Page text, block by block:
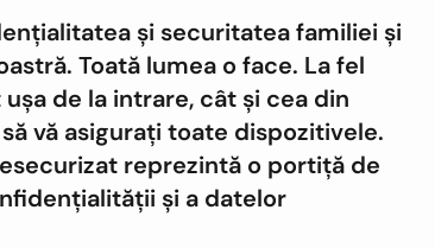
și securitatea familiei și
Toată lumea o face. La fel
de la intrare, cât și cea din
vă asigurați toate dispozitivele.
reprezintă o portiță de
și a datelor